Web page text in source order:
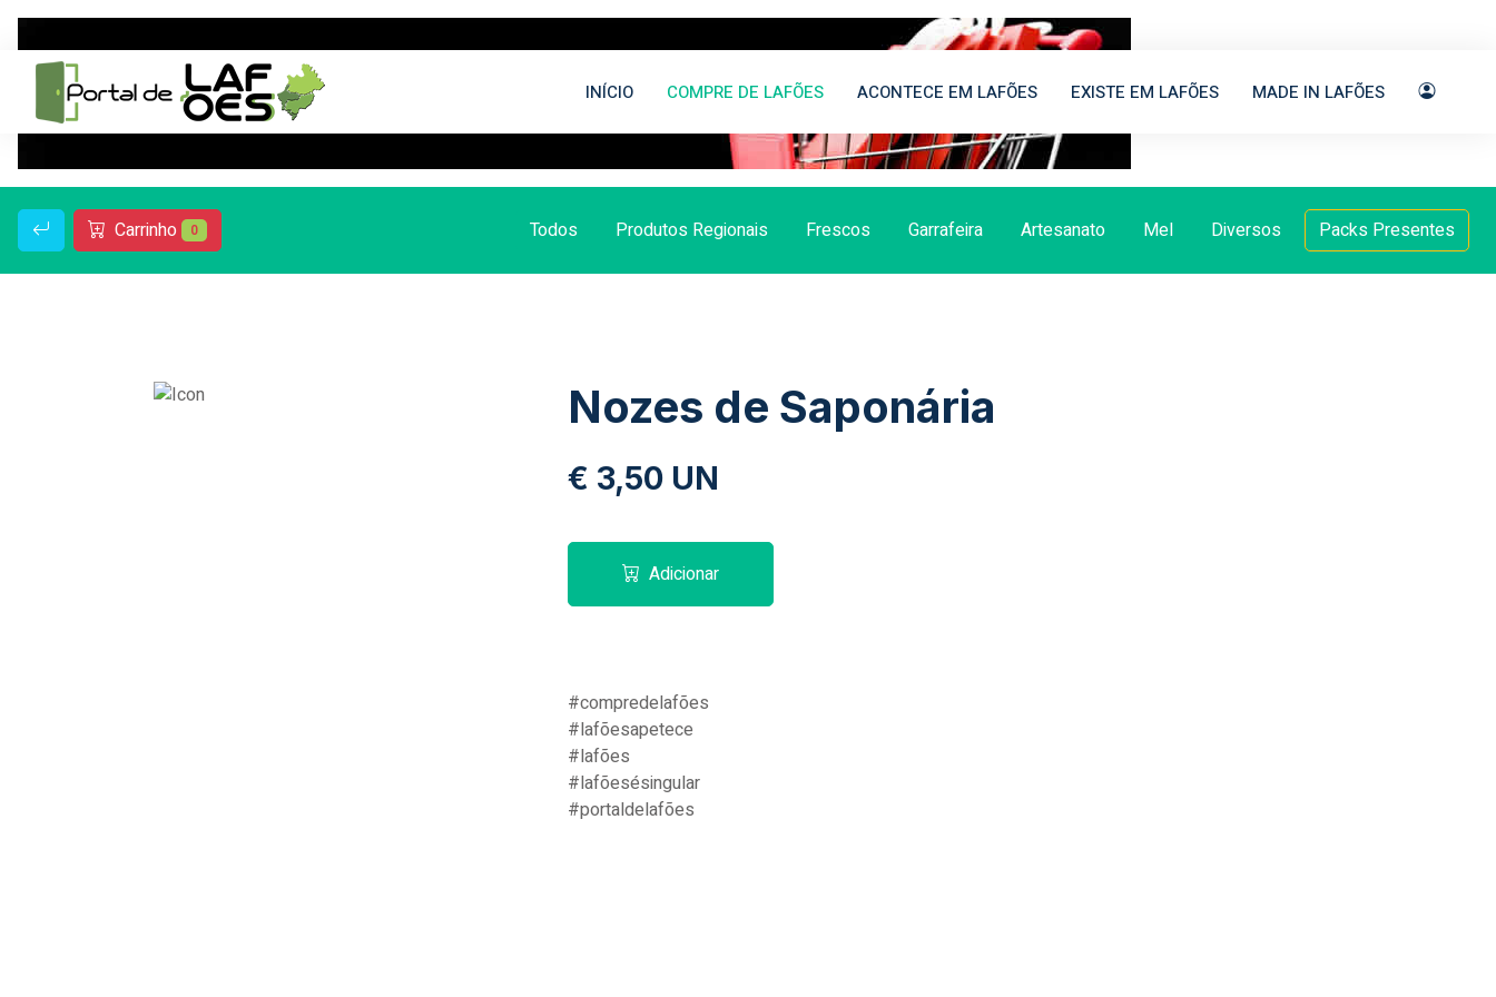
INÍCIO COMPRE DE LAFÕES ACONTECE EM LAFÕES EXISTE EM LAFÕES MADE IN LAFÕES
Carrinho 0 Todos Produtos Regionais Frescos Garrafeira Artesanato Mel Diversos Packs Presentes
Nozes de Saponária
€ 3,50 UN
Adicionar
#compredelafões
#lafõesapetece
#lafões
#lafõesésingular
#portaldelafões